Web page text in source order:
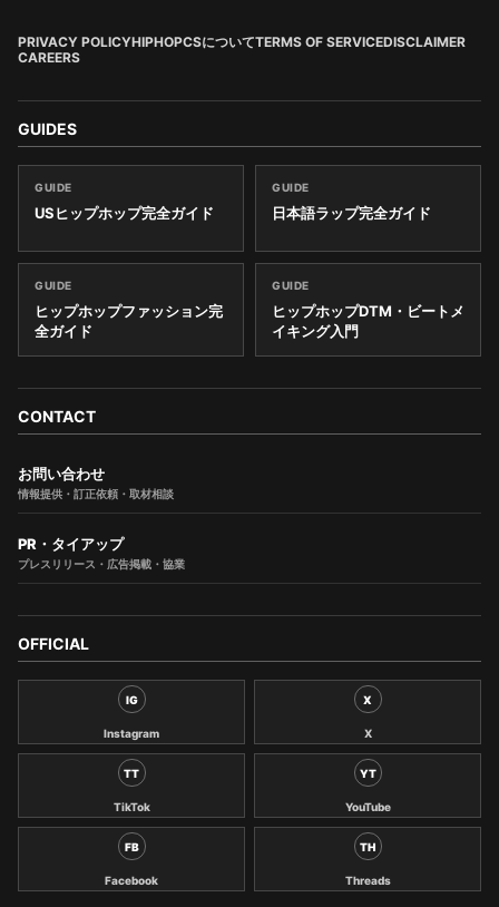
PRIVACY POLICYHIPHOPCSについてTERMS OF SERVICEDISCLAIMER
CAREERS
GUIDES
GUIDE
USヒップホップ完全ガイド
GUIDE
日本語ラップ完全ガイド
GUIDE
ヒップホップファッション完
全ガイド
GUIDE
ヒップホップDTM・ビートメ
イキング入門
CONTACT
お問い合わせ
情報提供・訂正依頼・取材相談
PR・タイアップ
プレスリリース・広告掲載・協業
OFFICIAL
IG
Instagram
X
X
TT
TikTok
YT
YouTube
FB
Facebook
TH
Threads